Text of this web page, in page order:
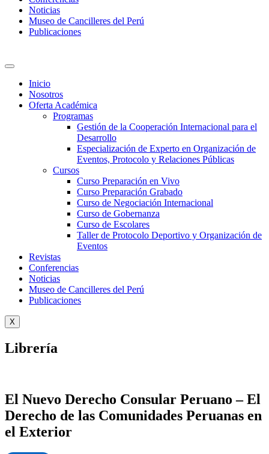
Noticias
Museo de Cancilleres del Perú
Publicaciones
Inicio
Nosotros
Oferta Académica
Programas
Gestión de la Cooperación Internacional para el
Desarrollo
Especialización de Experto en Organización de
Eventos, Protocolo y Relaciones Públicas
Cursos
Curso Preparación en Vivo
Curso Preparación Grabado
Curso de Negociación Internacional
Curso de Gobernanza
Curso de Escolares
Taller de Protocolo Deportivo y Organización de
Eventos
Revistas
Conferencias
Noticias
Museo de Cancilleres del Perú
Publicaciones
X
Librería
El Nuevo Derecho Consular Peruano – El
Derecho de las Comunidades Peruanas en
el Exterior